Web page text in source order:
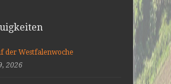
der Westfalenwoche
2026